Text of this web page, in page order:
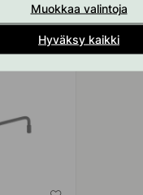
9 €
Muokkaa valintoja
Hyväksy kaikki